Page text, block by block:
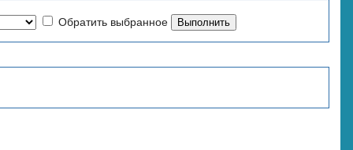
Обратить выбранное